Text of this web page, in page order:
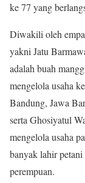
ke 77 yang
Diwakili oleh
yakni Jatu
adalah buah
mengelola usaha
Bandung, Jawa
serta Ghosiyatul
mengelola usaha
banyak lahir petani
perempuan.